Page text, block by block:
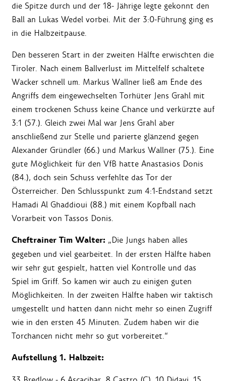
die Spitze durch und der 18- Jährige legte gekonnt den
Ball an Lukas Wedel vorbei. Mit der 3:0-Führung ging es
in die Halbzeitpause.
Den besseren Start in der zweiten Hälfte erwischten die
Tiroler. Nach einem Ballverlust im Mittelfelf schaltete
Wacker schnell um. Markus Wallner ließ am Ende des
Angriffs dem eingewechselten Torhüter Jens Grahl mit
einem trockenen Schuss keine Chance und verkürzte auf
3:1 (57.). Gleich zwei Mal war Jens Grahl aber
anschließend zur Stelle und parierte glänzend gegen
Alexander Gründler (66.) und Markus Wallner (75.). Eine
gute Möglichkeit für den VfB hatte Anastasios Donis
(84.), doch sein Schuss verfehlte das Tor der
Österreicher. Den Schlusspunkt zum 4:1-Endstand setzt
Hamadi Al Ghaddioui (88.) mit einem Kopfball nach
Vorarbeit von Tassos Donis.
Cheftrainer Tim Walter: „Die Jungs haben alles
gegeben und viel gearbeitet. In der ersten Hälfte haben
wir sehr gut gespielt, hatten viel Kontrolle und das
Spiel im Griff. So kamen wir auch zu einigen guten
Möglichkeiten. In der zweiten Hälfte haben wir taktisch
umgestellt und hatten dann nicht mehr so einen Zugriff
wie in den ersten 45 Minuten. Zudem haben wir die
Torchancen nicht mehr so gut vorbereitet.“
Aufstellung 1. Halbzeit: